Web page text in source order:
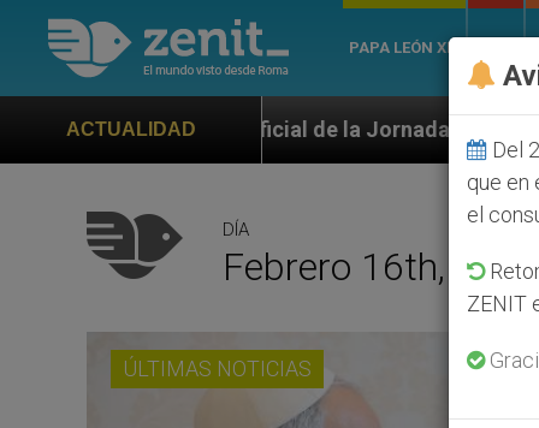
PAPA LEÓN XIV
ACTUALIDAD
de la Jornada Mundial de la Juventud Seúl 2027
DÍA
Febrero 16th,
ÚLTIMAS NOTICIAS
Del
que en
el
ZENIT